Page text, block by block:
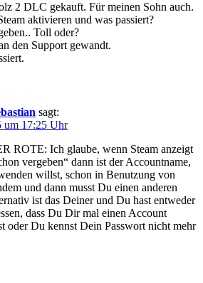
2 DLC gekauft. Für meinen Sohn auch.
aktivieren und was passiert?
Toll oder?
den Support gewandt.
sagt:
um 17:25 Uhr
ROTE: Ich glaube, wenn Steam anzeigt
vergeben“ dann ist der Accountname,
willst, schon in Benutzung von
und dann musst Du einen anderen
ist das Deiner und Du hast entweder
dass Du Dir mal einen Account
oder Du kennst Dein Passwort nicht mehr